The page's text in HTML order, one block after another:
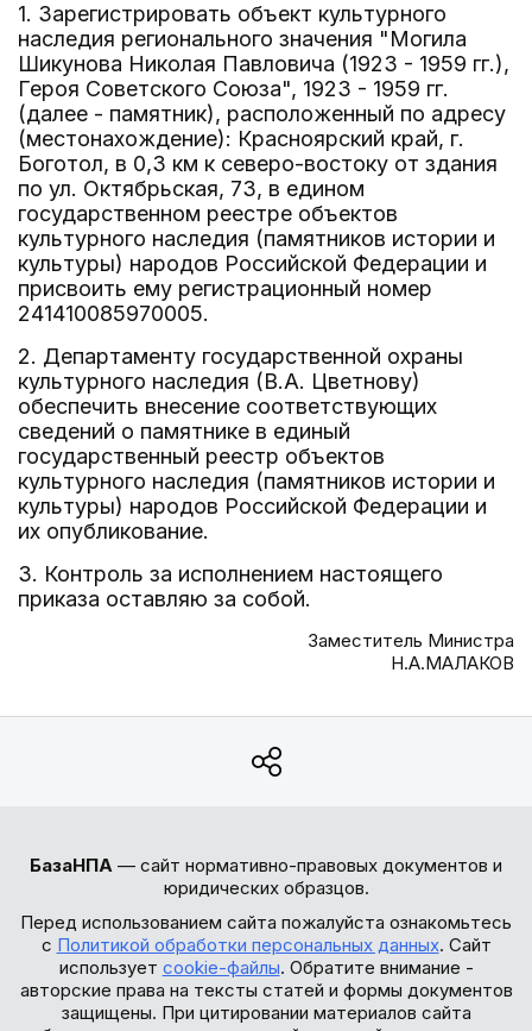
1. Зарегистрировать объект культурного
наследия регионального значения "Могила
Шикунова Николая Павловича (1923 - 1959 гг.),
Героя Советского Союза", 1923 - 1959 гг.
(далее - памятник), расположенный по адресу
(местонахождение): Красноярский край, г.
Боготол, в 0,3 км к северо-востоку от здания
по ул. Октябрьская, 73, в едином
государственном реестре объектов
культурного наследия (памятников истории и
культуры) народов Российской Федерации и
присвоить ему регистрационный номер
241410085970005.
2. Департаменту государственной охраны
культурного наследия (В.А. Цветнову)
обеспечить внесение соответствующих
сведений о памятнике в единый
государственный реестр объектов
культурного наследия (памятников истории и
культуры) народов Российской Федерации и
их опубликование.
3. Контроль за исполнением настоящего
приказа оставляю за собой.
Заместитель Министра
Н.А.МАЛАКОВ
БазаНПА — сайт нормативно-правовых документов и
юридических образцов.
Перед использованием сайта пожалуйста ознакомьтесь
с Политикой обработки персональных данных. Сайт
использует cookie-файлы. Обратите внимание -
авторские права на тексты статей и формы документов
защищены. При цитировании материалов сайта